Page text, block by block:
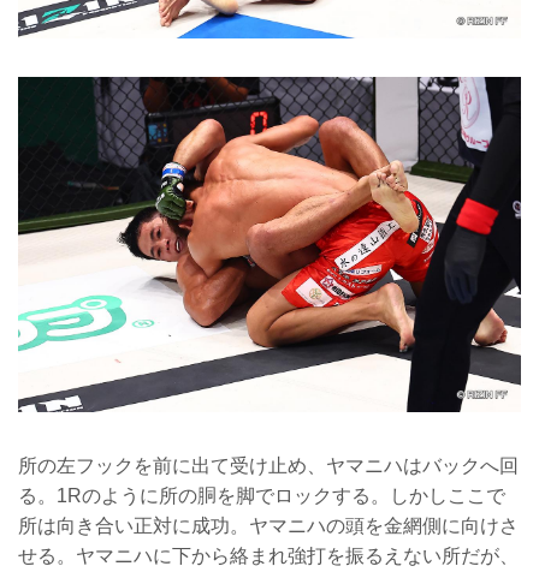
所の左フックを前に出て受け止め、ヤマニハはバックへ回
る。1Rのように所の胴を脚でロックする。しかしここで
所は向き合い正対に成功。ヤマニハの頭を金網側に向けさ
せる。ヤマニハに下から絡まれ強打を振るえない所だが、